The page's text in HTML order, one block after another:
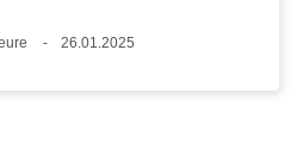
26.01.2025